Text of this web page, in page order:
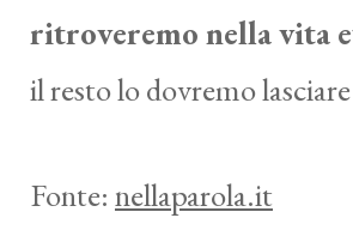
ritroveremo nella vita
il resto lo dovremo
Fonte: nellaparola.it